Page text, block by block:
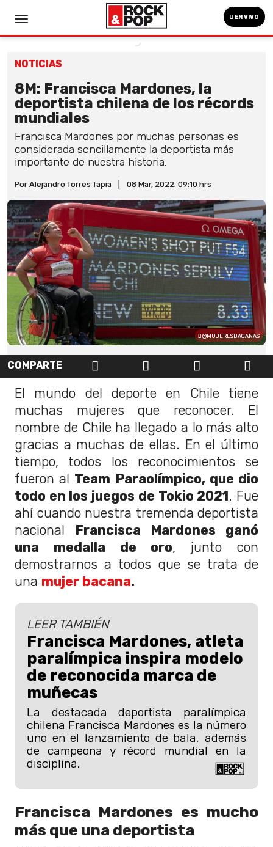
EN VIVO
NOTICIAS
8M: Francisca Mardones, la
deportista chilena de los récords
mundiales
Francisca Mardones por muchas personas es
considerada sencillamente la deportista más
importante de nuestra historia.
Por Alejandro Torres Tapia 08 Mar, 2022. 09:10 hrs
@MUJERESBACANAS
COMPARTE
El mundo del deporte en Chile tiene
muchas mujeres que reconocer. El
nombre de Chile ha llegado a lo más alto
gracias a muchas de ellas. En el último
tiempo, todos los reconocimientos se
fueron al Team Paraolímpico, que dio
todo en los juegos de Tokio 2021. Fue
ahí cuando nuestra tremenda deportista
nacional Francisca Mardones ganó
una medalla de oro, junto con
demostrarnos a todos que se trata de
una mujer bacana.
LEER TAMBIÉN
Francisca Mardones, atleta
paralímpica inspira modelo
de reconocida marca de
muñecas
La destacada deportista paralímpica
chilena Francisca Mardones es la número
uno en el lanzamiento de bala, además
de campeona y récord mundial en la
disciplina.
Francisca Mardones es mucho
más que una deportista